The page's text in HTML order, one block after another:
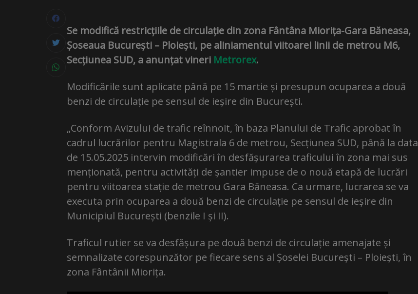
Se modifică restricțiile de circulație din zona Fântâna Miorița-Gara Băneasa,
Șoseaua București – Ploiești, pe aliniamentul viitoarei linii de metrou M6,
Secțiunea SUD, a anunțat vineri Metrorex.
Modificările sunt aplicate până pe 15 martie și presupun ocuparea a două
benzi de circulație pe sensul de ieșire din București.
„Conform Avizului de trafic reînnoit, în baza Planului de Trafic aprobat în
cadrul lucrărilor pentru Magistrala 6 de metrou, Secțiunea SUD, până la data
de 15.05.2025 intervin modificări în desfășurarea traficului în zona mai sus
menționată, pentru activități de șantier impuse de o nouă etapă de lucrări
pentru viitoarea stație de metrou Gara Băneasa. Ca urmare, lucrarea se va
executa prin ocuparea a două benzi de circulație pe sensul de ieșire din
Municipiul București (benzile I și II).
Traficul rutier se va desfășura pe două benzi de circulație amenajate și
semnalizate corespunzător pe fiecare sens al Șoselei București – Ploiești, în
zona Fântânii Miorița.